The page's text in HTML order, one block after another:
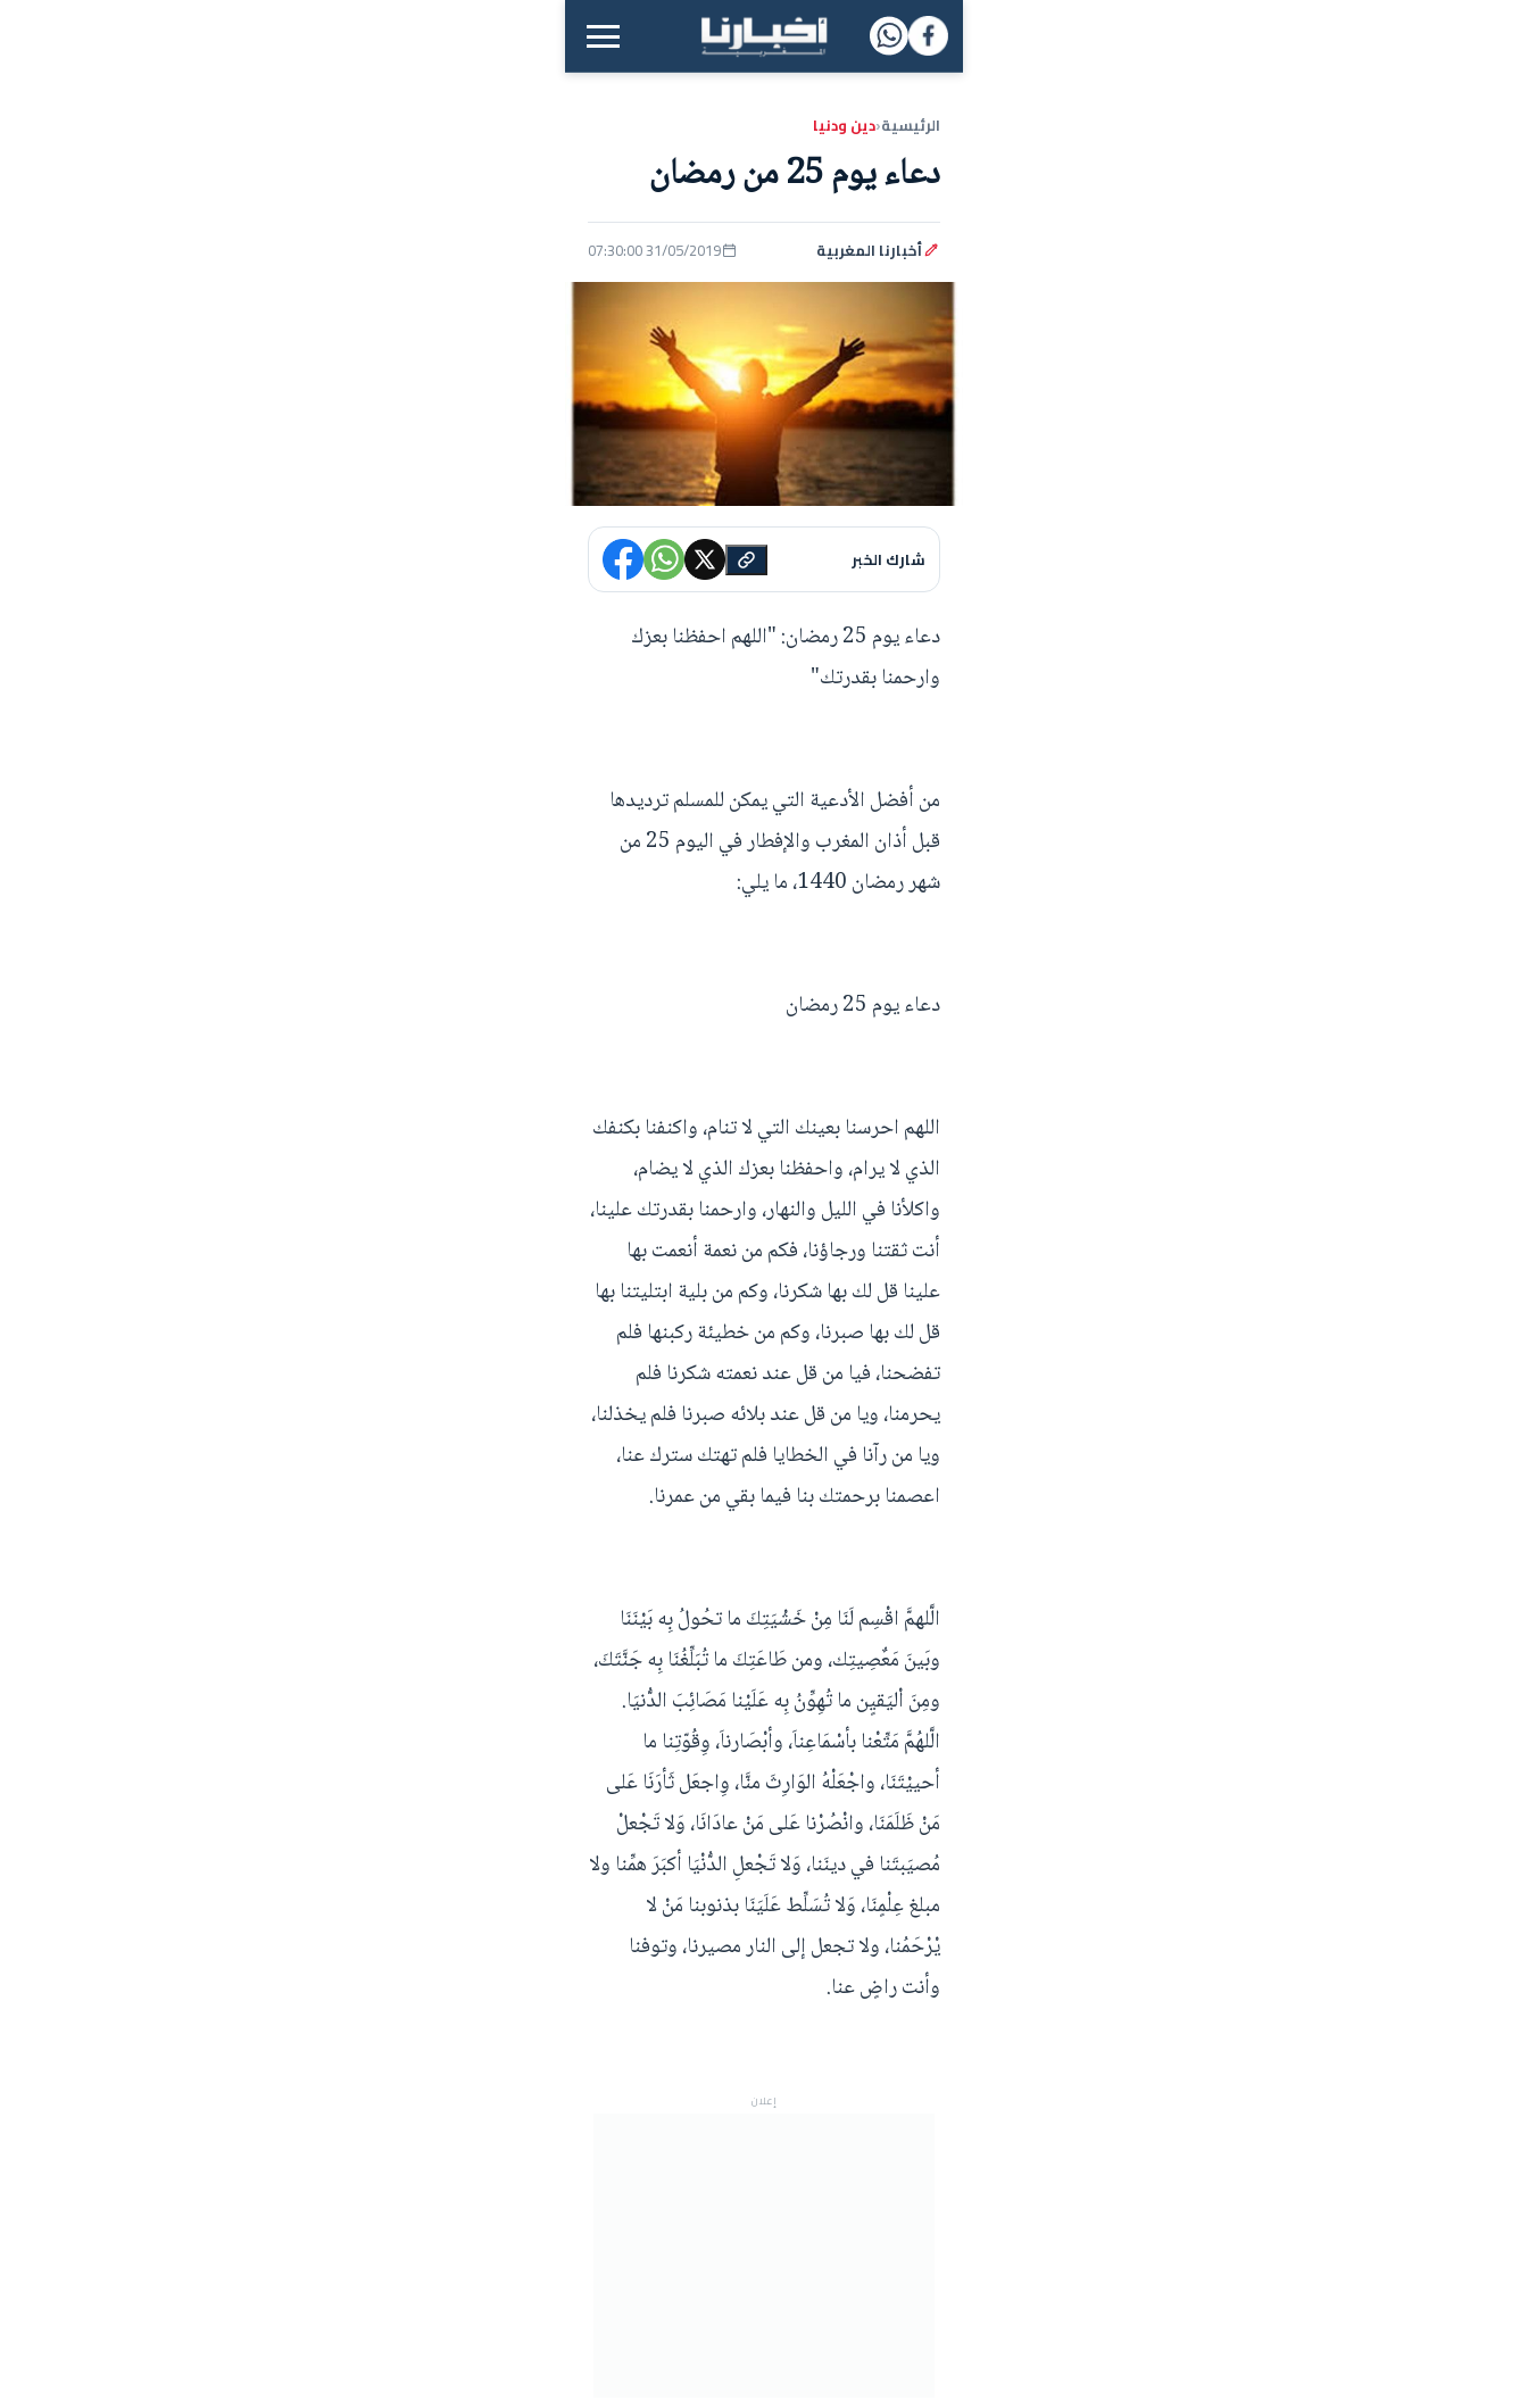
القائمة الرئيسية
الرئيسية‹دين ودنيا
دعاء يوم 25 من رمضان
أخبارنا المغربية 31/05/2019 07:30:00
شارك الخبر
دعاء يوم 25 رمضان: "اللهم احفظنا بعزك
وارحمنا بقدرتك"
من أفضل الأدعية التي يمكن للمسلم ترديدها
قبل أذان المغرب والإفطار في اليوم 25 من
شهر رمضان 1440، ما يلي:
دعاء يوم 25 رمضان
اللهم احرسنا بعينك التي لا تنام، واكنفنا بكنفك
الذي لا يرام، واحفظنا بعزك الذي لا يضام،
واكلأنا في الليل والنهار، وارحمنا بقدرتك علينا،
أنت ثقتنا ورجاؤنا، فكم من نعمة أنعمت بها
علينا قل لك بها شكرنا، وكم من بلية ابتليتنا بها
قل لك بها صبرنا، وكم من خطيئة ركبنها فلم
تفضحنا، فيا من قل عند نعمته شكرنا فلم
يحرمنا، ويا من قل عند بلائه صبرنا فلم يخذلنا،
ويا من رآنا في الخطايا فلم تهتك سترك عنا،
اعصمنا برحمتك بنا فيما بقي من عمرنا.
الَّلهمَّ اقْسِم لَنَا مِنْ خَشْيَتِكَ ما تحُولُ بِه بَيْنَنَا
وبَينَ مَعٌصِيتِك، ومن طَاعَتِكَ ما تُبَلِّغُنَا بِه جَنَّتَكَ،
ومِنَ اْليَقيٍن ما تُهِوِّنُ بِه عَلَيْنا مَصَائِبَ الدُّنيَا.
الَّلهُمَّ مَتِّعْنا بأسْمَاعِناَ، وأبْصَارناَ، وِقُوّتِنا ما
أحييْتَنَا، واجْعَلْهُ الوَارِثَ منَّا، وِاجعَل ثَأرَنَا عَلى
مَنْ ظَلَمَنَا، وانْصُرْنا عَلى مَنْ عادَانَا، وَلا تَجْعلْ
مُصيَبتَنا في دينَنا، وَلا تَجْعلِ الدُّنْيَا أكبَرَ همِّنا ولا
مبلغ عِلْمٍنَا، وَلا تُسَلِّط عَلَيَنَا بذنوبنا مَنْ لا
يْرْحَمُنا، ولا تجعل إلى النار مصيرنا، وتوفنا
وأنت راضٍ عنا.
إعلان